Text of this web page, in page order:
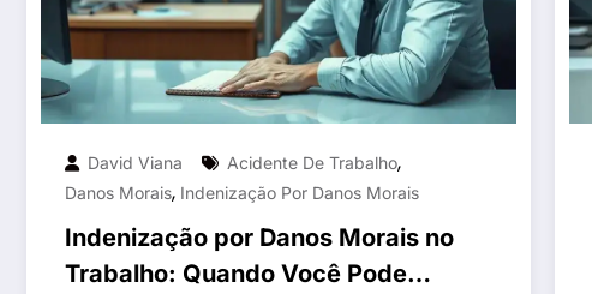
David Viana Acidente De Trabalho,
Danos Morais, Indenização Por Danos Morais
Indenização por Danos Morais no
Trabalho: Quando Você Pode